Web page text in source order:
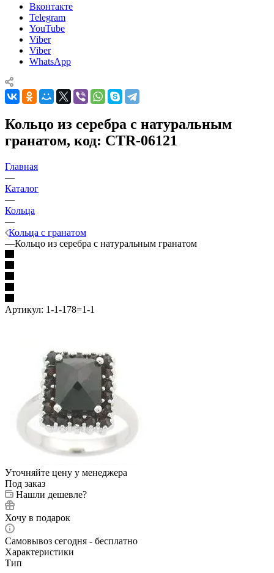
Вконтакте
Telegram
YouTube
Viber
Viber
WhatsApp
Кольцо из серебра с натуральным
гранатом, код: CTR-06121
Главная
—
Каталог
—
Кольца
—
Кольца с гранатом
—Кольцо из серебра с натуральным гранатом
Артикул: 1-1-178=1-1
Уточняйте цену у менеджера
Под заказ
Нашли дешевле?
Хочу в подарок
Самовывоз сегодня - бесплатно
Характеристики
Тип